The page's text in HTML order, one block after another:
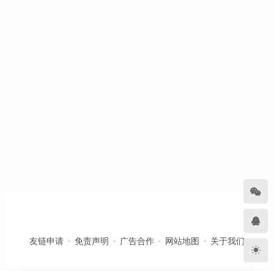
友链申请 免责声明 广告合作 网站地图 关于我们